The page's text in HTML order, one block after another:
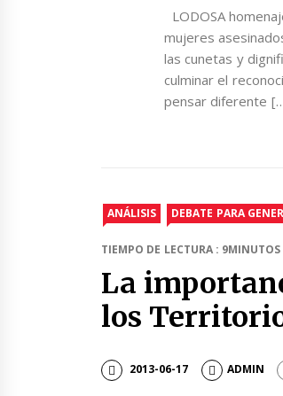
LODOSA
mujeres
las cunetas y
culminar el
pensar diferente
ANÁLISIS DEBATE PARA
TIEMPO DE LECTURA : 9MINUTOS
La
los
2013-06-17 ADMIN